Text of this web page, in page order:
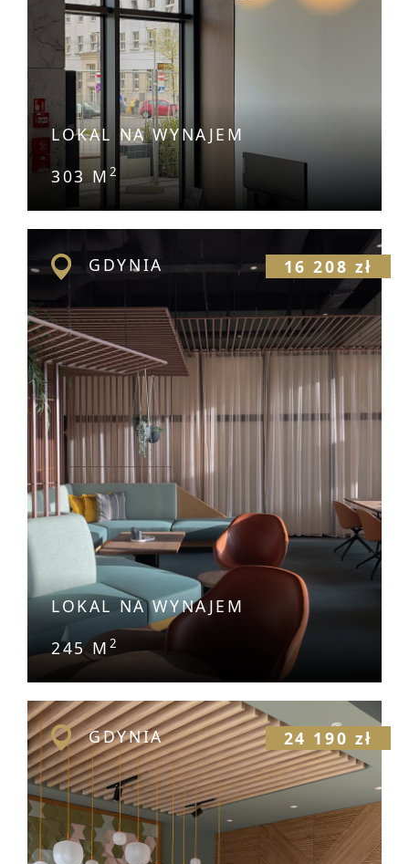
LOKAL NA WYNAJEM
303 M 2
GDYNIA
LOKAL NA WYNAJEM
245 M 2
16 208 zł
GDYNIA 24 190 zł